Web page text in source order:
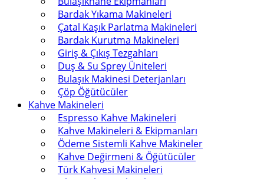
Bardak Yıkama Makineleri
Çatal Kaşık Parlatma Makineleri
Bardak Kurutma Makineleri
Giriş & Çıkış Tezgahları
Duş & Su Sprey Üniteleri
Bulaşık Makinesi Deterjanları
Çöp Öğütücüler
Kahve Makineleri
Espresso Kahve Makineleri
Kahve Makineleri & Ekipmanları
Ödeme Sistemli Kahve Makineler
Kahve Değirmeni & Öğütücüler
Türk Kahvesi Makineleri